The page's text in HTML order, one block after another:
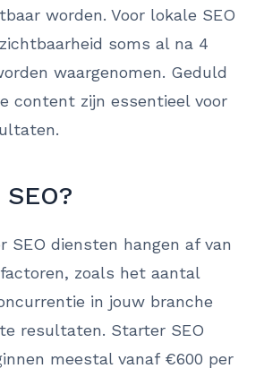
worden. Voor lokale SEO
soms al na 4
waargenomen. Geduld
content zijn essentieel voor
SEO diensten hangen af van
zoals het aantal
in jouw branche
resultaten. Starter SEO
meestal vanaf €600 per